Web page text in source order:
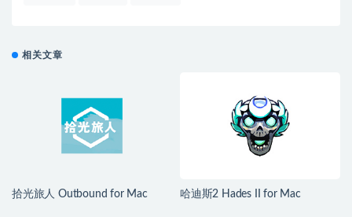
相关文章
拾光旅人 Outbound for Mac
哈迪斯2 Hades II for Mac